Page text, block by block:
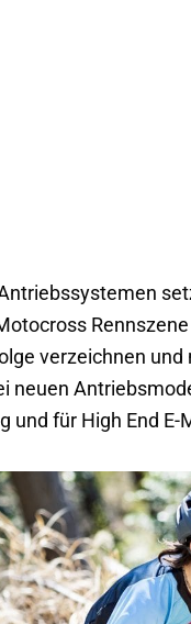
verzeichnen
neuen
und für High End E-